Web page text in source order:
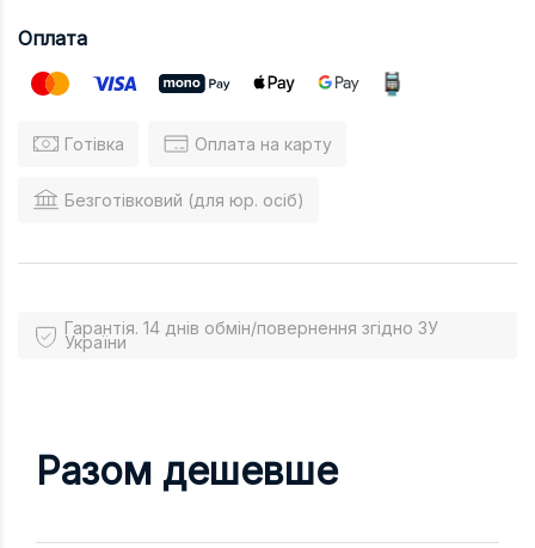
Оплата
Готівка Оплата на карту
Безготівковий (для юр. осіб)
Гарантія. 14 днів обмін/повернення згідно ЗУ
України
Разом дешевше